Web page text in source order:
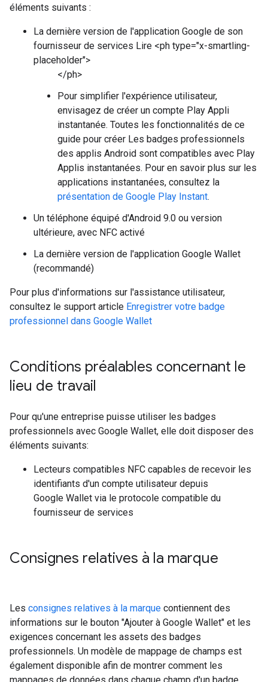
éléments suivants :
La dernière version de l'application Google de son
fournisseur de services Lire <ph type="x-smartling-
placeholder">
</ph>
Pour simplifier l'expérience utilisateur,
envisagez de créer un compte Play Appli
instantanée. Toutes les fonctionnalités de ce
guide pour créer Les badges professionnels
des applis Android sont compatibles avec Play
Applis instantanées. Pour en savoir plus sur les
applications instantanées, consultez la
présentation de Google Play Instant.
Un téléphone équipé d'Android 9.0 ou version
ultérieure, avec NFC activé
La dernière version de l'application Google Wallet
(recommandé)
Pour plus d'informations sur l'assistance utilisateur,
consultez le support article Enregistrer votre badge
professionnel dans Google Wallet
Conditions préalables concernant le
lieu de travail
Pour qu'une entreprise puisse utiliser les badges
professionnels avec Google Wallet, elle doit disposer des
éléments suivants:
Lecteurs compatibles NFC capables de recevoir les
identifiants d'un compte utilisateur depuis
Google Wallet via le protocole compatible du
fournisseur de services
Consignes relatives à la marque
Les consignes relatives à la marque contiennent des
informations sur le bouton "Ajouter à Google Wallet" et les
exigences concernant les assets des badges
professionnels. Un modèle de mappage de champs est
également disponible afin de montrer comment les